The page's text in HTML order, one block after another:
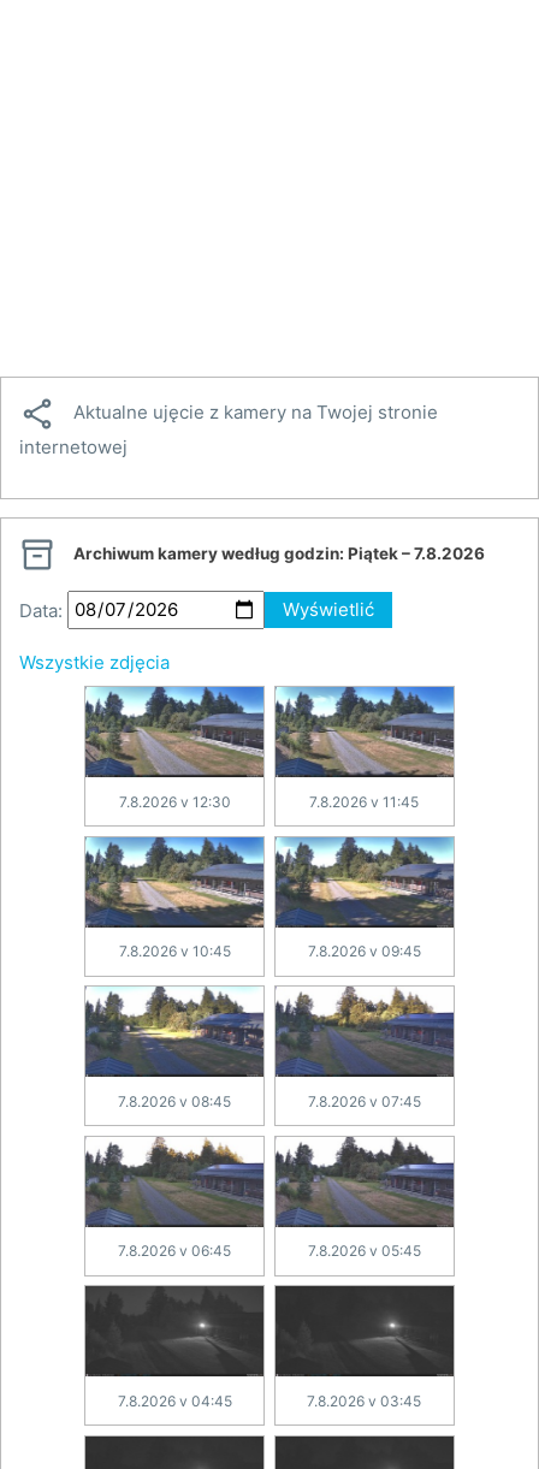

Aktualne ujęcie z kamery na Twojej stronie
internetowej
 Archiwum kamery według godzin: Piątek – 7.8.2026
Data: Wyświetlić
Wszystkie zdjęcia
7.8.2026 v 12:30 7.8.2026 v 11:45
7.8.2026 v 10:45 7.8.2026 v 09:45
7.8.2026 v 08:45 7.8.2026 v 07:45
7.8.2026 v 06:45 7.8.2026 v 05:45
7.8.2026 v 04:45 7.8.2026 v 03:45